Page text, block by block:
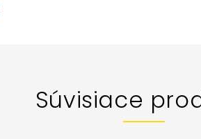
Súvisiace